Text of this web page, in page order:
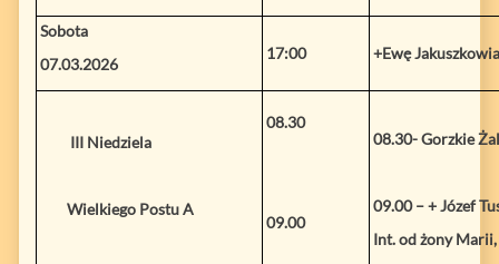
Sobota
07.03.2026
17:00 +Ewę
III Niedziela
Wielkiego Postu A
08.30
09.00
08.30- Gorzkie
09.00 –+ Józef
Int. od żony